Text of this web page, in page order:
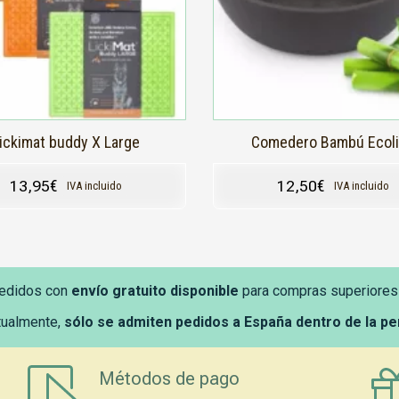
buddy X Large
13,95€ IVA incluido
Comedero Bambú
12,50€ IVA incluido
se
pueden
de
producto
con envío gratuito disponible para compras
sólo se admiten pedidos a España dentro de la
Métodos de pago